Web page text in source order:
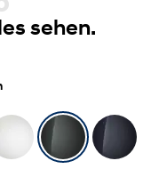
sehen.